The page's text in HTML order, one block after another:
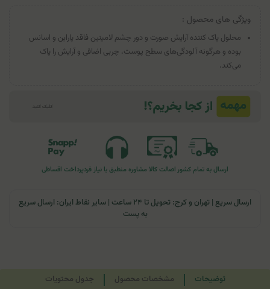
ویژگی های محصول :
محلول پاک کننده آرایش صورت و دور چشم لامینین فاقد پارابن و اسانس
بوده و هرگونه آلودگی‌های سطح پوست، چربی اضافی و آرایش را پاک
می‌کند.
ارسال به تمام کشوراصالت کالا مشاوره منطبق با نیاز فردپرداخت اقساطی
ارسال سریع | تهران و کرج: تحویل تا ۲۴ ساعت | سایر نقاط ایران: ارسال سریع
به پست
توضیحات مشخصات محصول جدول محتویات